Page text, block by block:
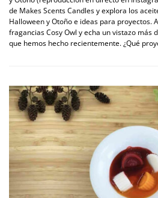
de Makes Scents Candles y explora los
Halloween y Otoño e ideas para proyectos.
fragancias Cosy Owl y echa un vistazo más
que hemos hecho recientemente. ¿Qué